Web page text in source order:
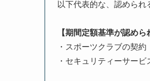
以下代表的な、認められ
【期間定額基準が認めら
・スポーツクラブの契約
・セキュリティーサービ